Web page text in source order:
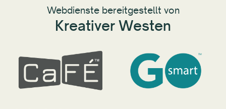
Webdienste bereitgestellt von
Kreativer Westen